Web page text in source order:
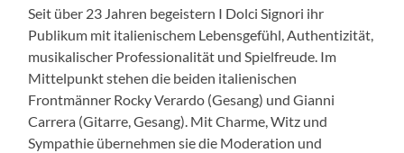
Seit über 23 Jahren begeistern I Dolci Signori ihr
Publikum mit italienischem Lebensgefühl, Authentizität,
musikalischer Professionalität und Spielfreude. Im
Mittelpunkt stehen die beiden italienischen
Frontmänner Rocky Verardo (Gesang) und Gianni
Carrera (Gitarre, Gesang). Mit Charme, Witz und
Sympathie übernehmen sie die Moderation und